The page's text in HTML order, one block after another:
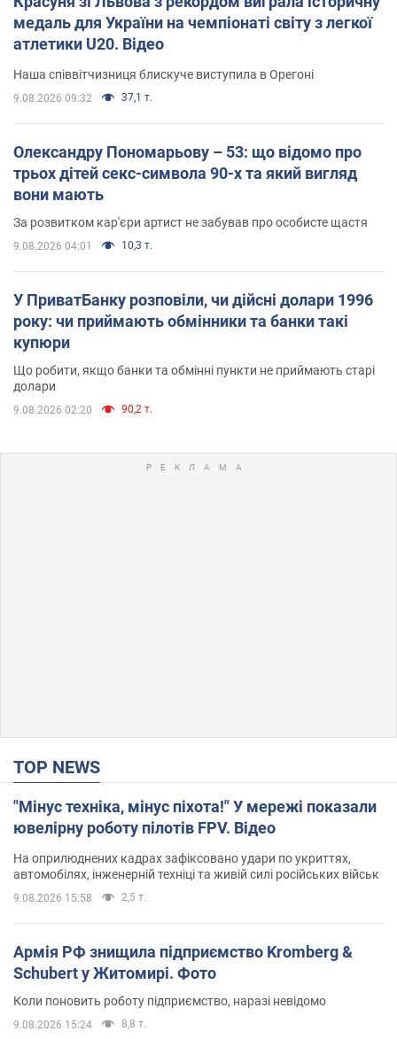
медаль для України на чемпіонаті світу з легкої
атлетики U20. Відео
Наша співвітчизниця блискуче виступила в Орегоні
9.08.2026 09:32 37,1 т.
Олександру Пономарьову – 53: що відомо про
трьох дітей секс-символа 90-х та який вигляд
вони мають
За розвитком кар'єри артист не забував про особисте щастя
9.08.2026 04:01 10,3 т.
У ПриватБанку розповіли, чи дійсні долари 1996
року: чи приймають обмінники та банки такі
купюри
Що робити, якщо банки та обмінні пункти не приймають старі
долари
9.08.2026 02:20 90,2 т.
TOP NEWS
"Мінус техніка, мінус піхота!" У мережі показали
ювелірну роботу пілотів FPV. Відео
На оприлюднених кадрах зафіксовано удари по укриттях,
автомобілях, інженерній техніці та живій силі російських військ
9.08.2026 15:58 2,5 т.
Армія РФ знищила підприємство Kromberg &
Schubert у Житомирі. Фото
Коли поновить роботу підприємство, наразі невідомо
9.08.2026 15:24 8,8 т.